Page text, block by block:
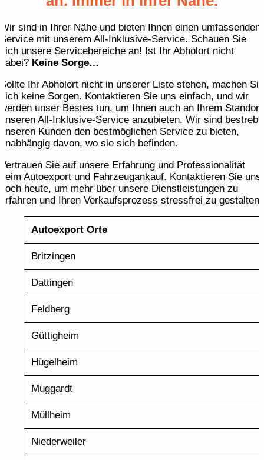
Wir sind in Ihrer Nähe und bieten Ihnen einen umfassenden
Service mit unserem All-Inklusive-Service. Schauen Sie
sich unsere Servicebereiche an! Ist Ihr Abholort nicht
dabei? Keine Sorge…
Sollte Ihr Abholort nicht in unserer Liste stehen, machen Sie
sich keine Sorgen. Kontaktieren Sie uns einfach, und wir
werden unser Bestes tun, um Ihnen auch an Ihrem Standort
unseren All-Inklusive-Service anzubieten. Wir sind bestrebt,
unseren Kunden den bestmöglichen Service zu bieten,
unabhängig davon, wo sie sich befinden.
Vertrauen Sie auf unsere Erfahrung und Professionalität
beim Autoexport und Fahrzeugankauf. Kontaktieren Sie uns
noch heute, um mehr über unsere Dienstleistungen zu
erfahren und Ihren Verkaufsprozess stressfrei zu gestalten!
Autoexport Orte
Britzingen
Dattingen
Feldberg
Güttigheim
Hügelheim
Muggardt
Müllheim
Niederweiler